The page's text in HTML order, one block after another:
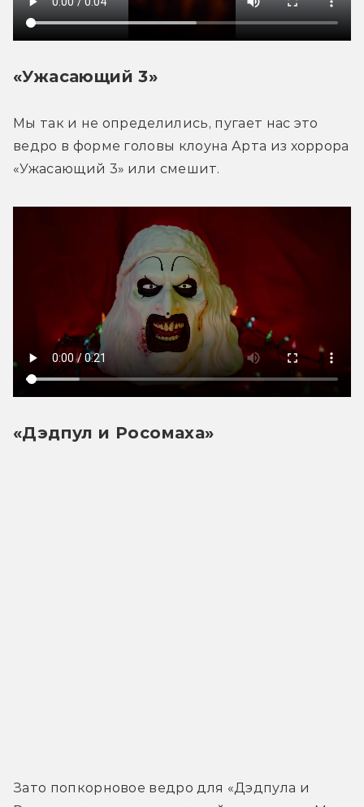
«Ужасающий 3»
Мы так и не определились, пугает нас это
ведро в форме головы клоуна Арта из хоррора
«Ужасающий 3» или смешит.
«Дэдпул и Росомаха»
Зато попкорновое ведро для «Дэдпула и